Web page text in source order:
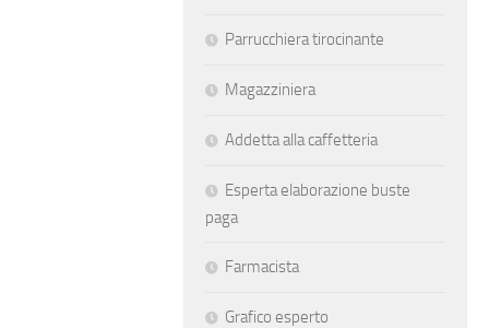
Parrucchiera tirocinante
Magazziniera
Addetta alla caffetteria
Esperta elaborazione buste
paga
Farmacista
Grafico esperto